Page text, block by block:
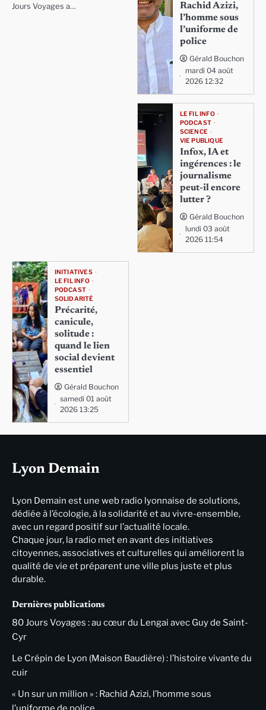
Jours Voyages a…
Rachid Azizi,
l’homme sous
l’uniforme de
police
Gérald Bouchon
mardi 04 août
2026 12:32
LE FIL INFO
PODCAST
SCIENCE
VIE PUBLIQUE
Infox, IA et
ingérences : le
journalisme
peut-il encore
lutter ?
Gérald Bouchon
lundi 03 août
2026 11:54
INITIATIVES
LE FIL INFO
PODCAST
SOLIDARITÉ
Précarité,
canicule,
solitude :
quand le lien
social devient
essentiel
Gérald Bouchon
samedi 01 août
2026 13:25
Lyon Demain
Lyon Demain est une web radio lyonnaise de solutions,
dédiée à l’écologie, à la solidarité et au vivre-ensemble,
avec un regard positif sur l’actualité locale.
Chaque jour, la radio met en avant des initiatives
citoyennes, associatives et culturelles qui améliorent la
qualité de vie et préparent une ville plus juste et plus
durable.
Dernières publications
80 Jours Voyages : au cœur du Lengai avec Guy de Saint-
Cyr
Le Crépin de Lyon (Maison Baudière) : l’histoire vivante du
cuir
« Un sur un million » : Rachid Azizi, l’homme sous